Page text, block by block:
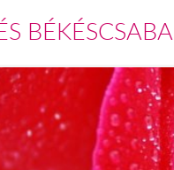
BÉKÉSCSABA